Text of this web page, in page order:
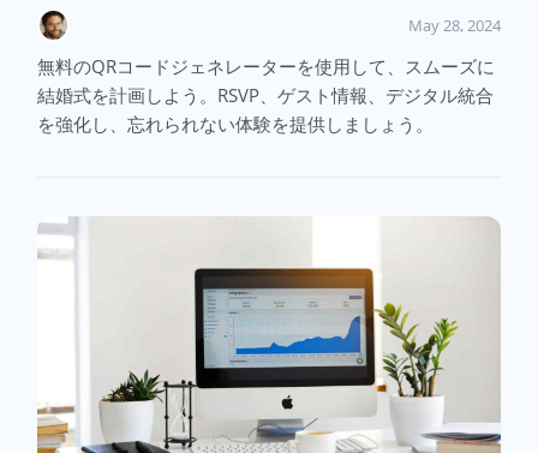
May 28, 2024
無料のQRコードジェネレーターを使用して、スムーズに
結婚式を計画しよう。RSVP、ゲスト情報、デジタル統合
を強化し、忘れられない体験を提供しましょう。